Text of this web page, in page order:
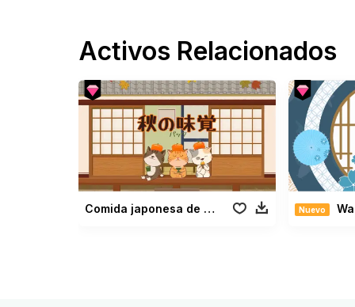
Activos Relacionados
Comida japonesa de otoño Nuevo